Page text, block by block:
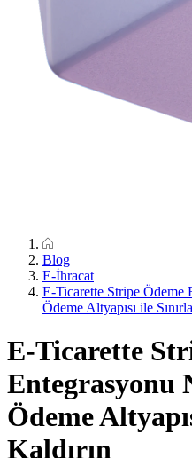
Blog
E-İhracat
E-Ticarette Stripe Ödeme
Ödeme Altyapısı ile
E-Ticarette
Entegrasyonu
Ödeme
Kaldırın